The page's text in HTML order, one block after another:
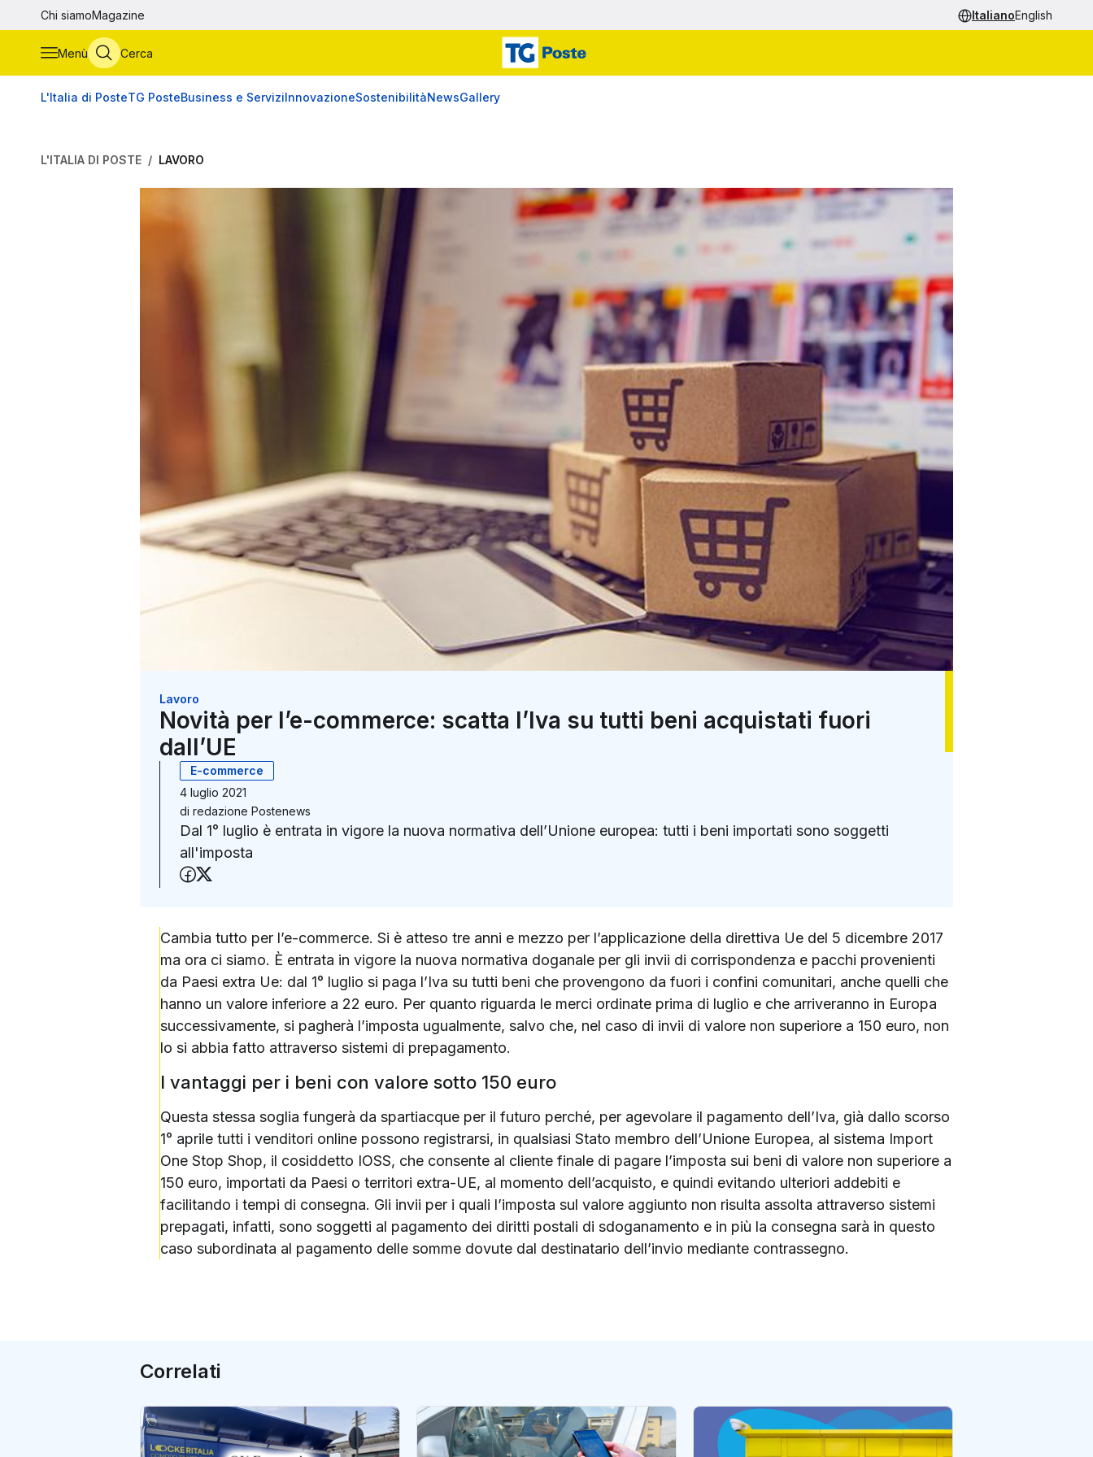
Vai al contenuto principale
Chi siamoMagazine ItalianoEnglish
Menù Cerca
L'Italia di PosteTG PosteBusiness e ServiziInnovazioneSostenibilitàNewsGallery
L'ITALIA DI POSTE LAVORO
Lavoro
Novità per l’e-commerce: scatta l’Iva su tutti beni acquistati fuori
dall’UE
E-commerce
4 luglio 2021
di redazione Postenews
Dal 1° luglio è entrata in vigore la nuova normativa dell’Unione europea: tutti i beni importati sono soggetti
all'imposta
Condividi su Facebook
Cambia tutto per l’e-commerce. Si è atteso tre anni e mezzo per l’applicazione della direttiva Ue del 5 dicembre 2017
ma ora ci siamo. È entrata in vigore la nuova normativa doganale per gli invii di corrispondenza e pacchi provenienti
da Paesi extra Ue: dal 1° luglio si paga l’Iva su tutti beni che provengono da fuori i confini comunitari, anche quelli che
hanno un valore inferiore a 22 euro. Per quanto riguarda le merci ordinate prima di luglio e che arriveranno in Europa
successivamente, si pagherà l’imposta ugualmente, salvo che, nel caso di invii di valore non superiore a 150 euro, non
lo si abbia fatto attraverso sistemi di prepagamento.
I vantaggi per i beni con valore sotto 150 euro
Questa stessa soglia fungerà da spartiacque per il futuro perché, per agevolare il pagamento dell’Iva, già dallo scorso
1° aprile tutti i venditori online possono registrarsi, in qualsiasi Stato membro dell’Unione Europea, al sistema Import
One Stop Shop, il cosiddetto IOSS, che consente al cliente finale di pagare l’imposta sui beni di valore non superiore a
150 euro, importati da Paesi o territori extra-UE, al momento dell’acquisto, e quindi evitando ulteriori addebiti e
facilitando i tempi di consegna. Gli invii per i quali l’imposta sul valore aggiunto non risulta assolta attraverso sistemi
prepagati, infatti, sono soggetti al pagamento dei diritti postali di sdoganamento e in più la consegna sarà in questo
caso subordinata al pagamento delle somme dovute dal destinatario dell’invio mediante contrassegno.
Correlati